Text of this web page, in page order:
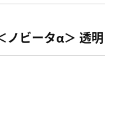
ノビータα＞ 透明